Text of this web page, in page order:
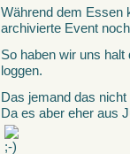
Während dem Essen
archivierte Event
So haben wir uns halt
loggen.
Das jemand das
Da es aber eher aus